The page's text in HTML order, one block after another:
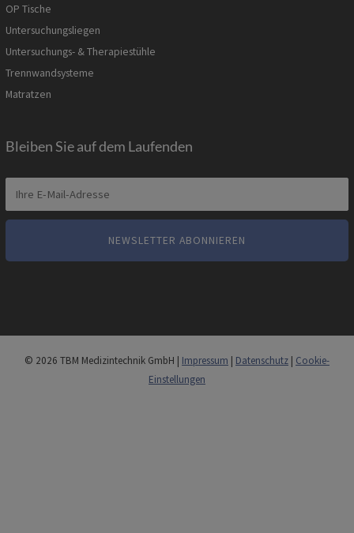
OP Tische
Untersuchungsliegen
Untersuchungs- & Therapiestühle
Trennwandsysteme
Matratzen
Bleiben Sie auf dem Laufenden
© 2026 TBM Medizintechnik GmbH | Impressum | Datenschutz | Cookie-
Einstellungen